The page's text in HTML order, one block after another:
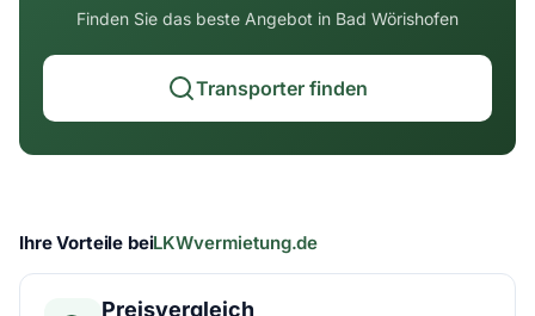
Finden Sie das beste Angebot in Bad Wörishofen
Transporter finden
Ihre Vorteile beiLKWvermietung.de
Preisvergleich